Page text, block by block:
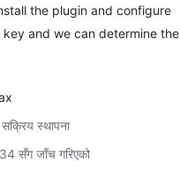
the plugin and configure
key and we can determine the
स्थापना
सँग जाँच गरिएको